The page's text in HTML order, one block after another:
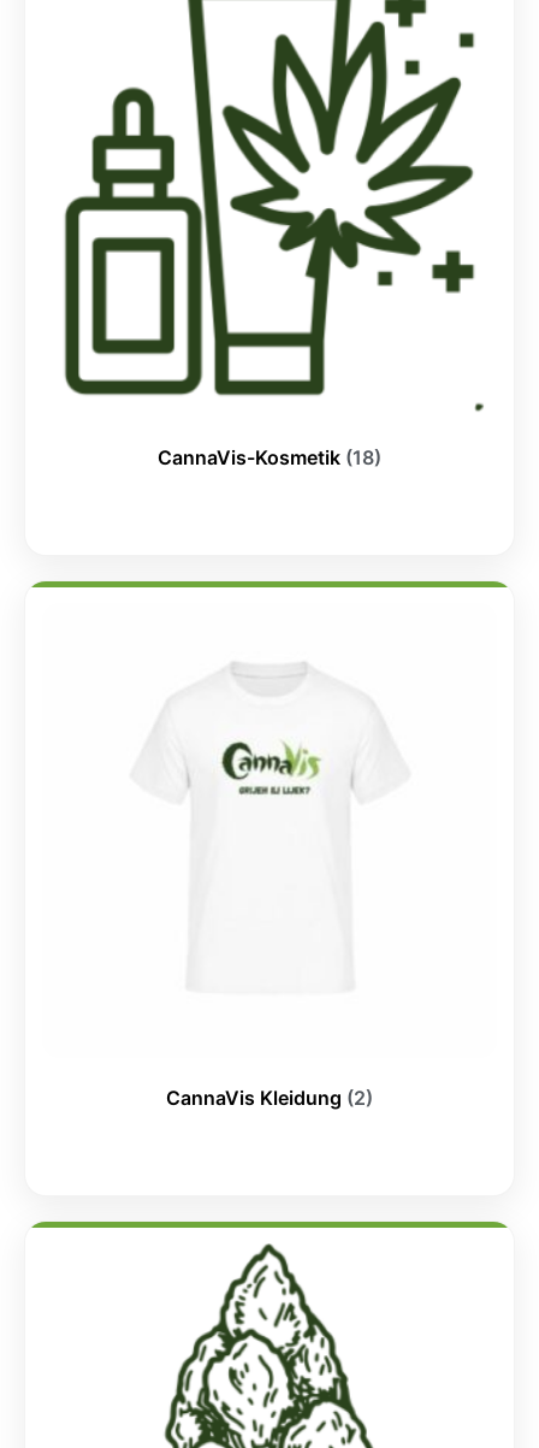
CannaVis-Kosmetik (18)
CannaVis Kleidung (2)